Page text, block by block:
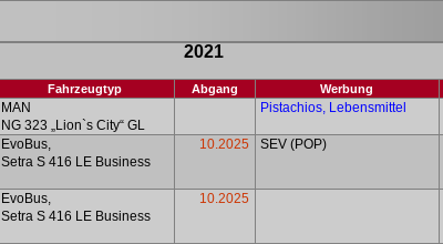
2021
Fahrzeugtyp Abgang Werbung
MAN
NG 323 „Lion`s City“ GL
Pistachios, Lebensmittel
EvoBus,
Setra S 416 LE Business
10.2025 SEV (POP)
EvoBus,
Setra S 416 LE Business
10.2025